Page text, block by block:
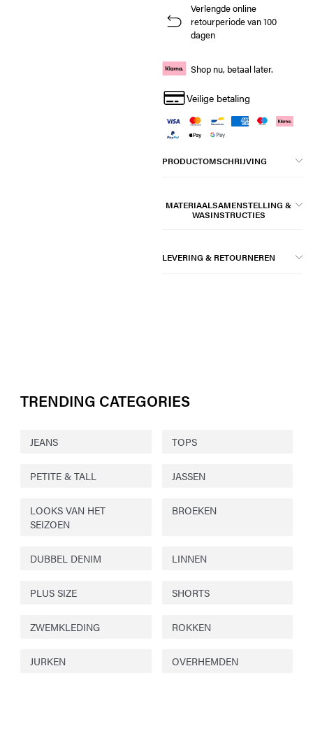
Verlengde online
retourperiode van 100
dagen
Shop nu, betaal later.
Veilige betaling
PRODUCTOMSCHRIJVING
MATERIAALSAMENSTELLING &
WASINSTRUCTIES
LEVERING & RETOURNEREN
TRENDING CATEGORIES
JEANS TOPS
PETITE & TALL JASSEN
LOOKS VAN HET
SEIZOEN
BROEKEN
DUBBEL DENIM LINNEN
PLUS SIZE SHORTS
ZWEMKLEDING ROKKEN
JURKEN OVERHEMDEN